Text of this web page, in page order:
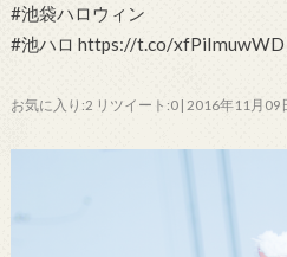
#池袋ハロウィン
#池ハロ https://t.co/xfPiImuwWD
お気に入り:2 リツイート:0 | 2016年11月